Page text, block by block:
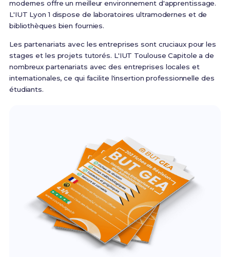
modernes offre un meilleur environnement d'apprentissage.
L'IUT Lyon 1 dispose de laboratoires ultramodernes et de
bibliothèques bien fournies.
Les partenariats avec les entreprises sont cruciaux pour les
stages et les projets tutorés. L'IUT Toulouse Capitole a de
nombreux partenariats avec des entreprises locales et
internationales, ce qui facilite l'insertion professionnelle des
étudiants.